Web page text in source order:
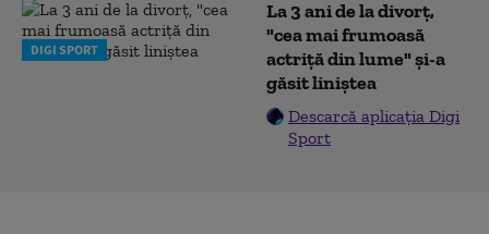
DIGI SPORT
La 3 ani de la divorț,
"cea mai frumoasă
actriță din lume" și-a
găsit liniștea
Descarcă aplicația Digi
Sport